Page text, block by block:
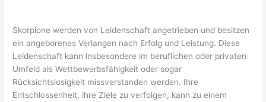
Skorpione werden von Leidenschaft angetrieben und besitzen
ein angeborenes Verlangen nach Erfolg und Leistung. Diese
Leidenschaft kann insbesondere im beruflichen oder privaten
Umfeld als Wettbewerbsfähigkeit oder sogar
Rücksichtslosigkeit missverstanden werden. Ihre
Entschlossenheit, ihre Ziele zu verfolgen, kann zu einem